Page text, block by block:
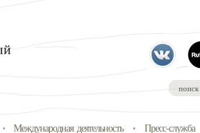
Международная деятельность Пресс-служба